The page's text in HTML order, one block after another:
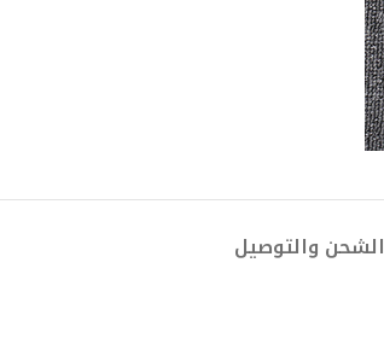
الشحن والتوصيل